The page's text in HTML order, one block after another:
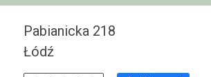
Pabianicka 218
Łódź